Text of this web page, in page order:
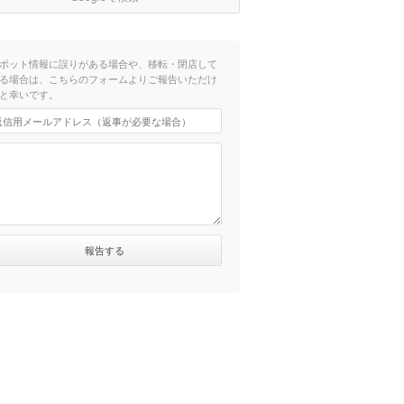
ット情報に誤りがある場合や、移転・閉店して
場合は、こちらのフォームよりご報告いただけ
幸いです。